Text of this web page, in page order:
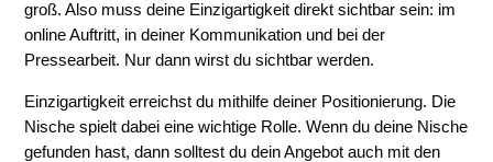
groß. Also muss deine Einzigartigkeit direkt sichtbar sein: im
online Auftritt, in deiner Kommunikation und bei der
Pressearbeit. Nur dann wirst du sichtbar werden.
Einzigartigkeit erreichst du mithilfe deiner Positionierung. Die
Nische spielt dabei eine wichtige Rolle. Wenn du deine Nische
gefunden hast, dann solltest du dein Angebot auch mit den